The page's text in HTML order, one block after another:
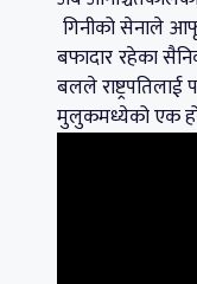
गिनीको सेनाले
बफादार रहेका
बलले
मुलुकमध्येको एक